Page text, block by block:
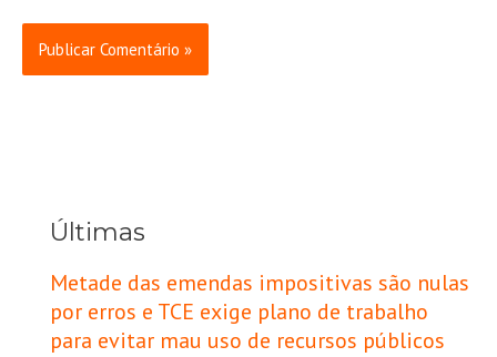
Últimas
Metade das emendas impositivas são nulas
por erros e TCE exige plano de trabalho
para evitar mau uso de recursos públicos